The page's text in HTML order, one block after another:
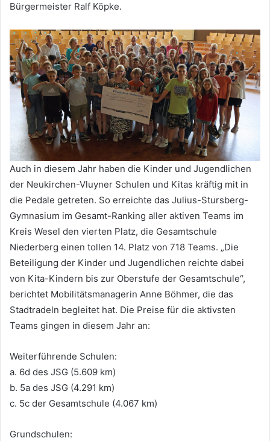
Bürgermeister Ralf Köpke.
Auch in diesem Jahr haben die Kinder und Jugendlichen
der Neukirchen-Vluyner Schulen und Kitas kräftig mit in
die Pedale getreten. So erreichte das Julius-Stursberg-
Gymnasium im Gesamt-Ranking aller aktiven Teams im
Kreis Wesel den vierten Platz, die Gesamtschule
Niederberg einen tollen 14. Platz von 718 Teams. „Die
Beteiligung der Kinder und Jugendlichen reichte dabei
von Kita-Kindern bis zur Oberstufe der Gesamtschule“,
berichtet Mobilitätsmanagerin Anne Böhmer, die das
Stadtradeln begleitet hat. Die Preise für die aktivsten
Teams gingen in diesem Jahr an:
Weiterführende Schulen:
a. 6d des JSG (5.609 km)
b. 5a des JSG (4.291 km)
c. 5c der Gesamtschule (4.067 km)
Grundschulen: